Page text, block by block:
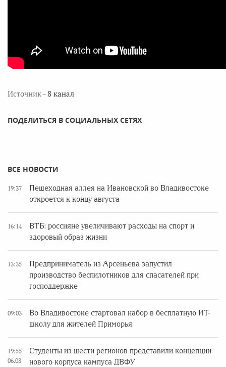
Источник -8 канал
ПОДЕЛИТЬСЯ В СОЦИАЛЬНЫХ СЕТЯХ
ВСЕ НОВОСТИ
19:37
Пешеходная аллея на Ивановской во Владивостоке
откроется к концу августа
16:14
ВТБ: россияне увеличивают расходы на спорт и
здоровый образ жизни
13:35
Предприниматель из Арсеньева запустил
производство беспилотников для спасателей при
господдержке
09:03
Во Владивостоке стартовал набор в бесплатную ИТ-
школу для жителей Приморья
19:55
06.08
Студенты из шести регионов представили концепции
нового корпуса кампуса ДВФУ